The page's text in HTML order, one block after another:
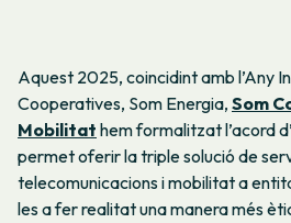
Aquest 2025, coincidint amb l’Any
Cooperatives, Som Energia, Som
Mobilitat hem formalitzat l’acord
permet oferir la triple solució de
telecomunicacions i mobilitat a
les a fer realitat una manera més